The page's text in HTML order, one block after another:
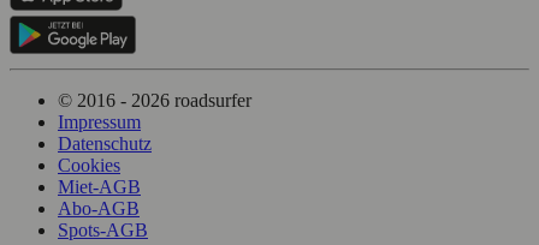
© 2016 - 2026 roadsurfer
Impressum
Datenschutz
Cookies
Miet-AGB
Abo-AGB
Spots-AGB